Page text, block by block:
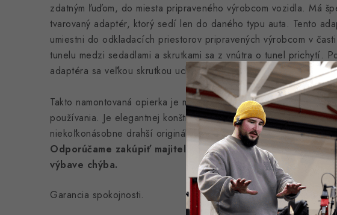
zdatným ľuďom, do miesta pripraveného výrobcom vozidla. Má
tvarovaný adaptér, ktorý sedí len do daného typu auta. Tento
umiestni do odkladacích priestorov pripravených výrobcom v
tunelu medzi sedadlami a skrutkami sa z vnútra o tunel prichytí.
adaptéra sa veľkou skrutkou uchytí opierka a na miesto sa
Takto namontovaná opierka je mimoriadne odolná a stabilná aj
používania. Je elegantnej konštrukcie a funkčnosťou úplne
niekoľkonásobne drahší originálny diel.
Odporúčame zakúpiť majiteľom áut, v ktorých od výroby
výbave chýba.
Garancia spokojnosti.